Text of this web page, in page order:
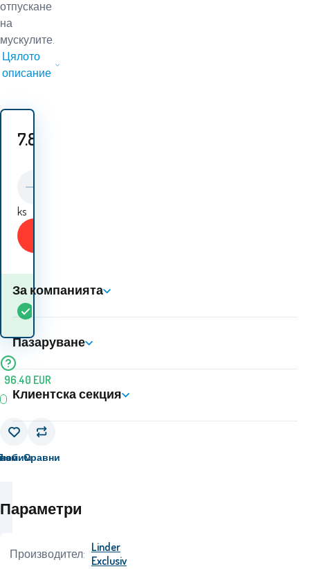
отпускане
на
мускулите.
Цялото
описание
7.80
ks
наличност
96.40 EUR
Сравни
Параметри
Производител: Linder
Exclusiv
За компанията
Пазаруване
Клиентска секция